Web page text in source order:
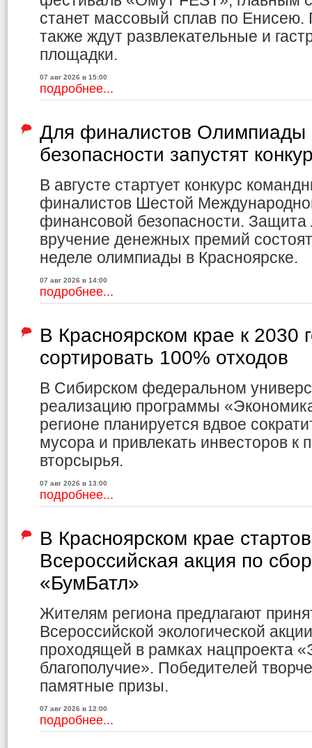
станет массовый сплав по Енисею.
также ждут развлекательные и
площадки.
07 авг 2026 в 15:00
подробнее...
Для финалистов Олимпиады
безопасности запустят
В августе стартует конкурс
финалистов Шестой
финансовой безопасности. Защита
вручение денежных премий
неделе олимпиады в Красноярске.
07 авг 2026 в 14:00
подробнее...
В Красноярском крае к 2030
сортировать 100% отходов
В Сибирском федеральном
реализацию программы
регионе планируется вдвое
мусора и привлекать инвесторов к
вторсырья.
07 авг 2026 в 13:00
подробнее...
В Красноярском крае
Всероссийская акция по
«БумБатл»
Жителям региона предлагают
Всероссийской экологической
проходящей в рамках нацпроекта
благополучие». Победителей
памятные призы.
07 авг 2026 в 12:00
подробнее...